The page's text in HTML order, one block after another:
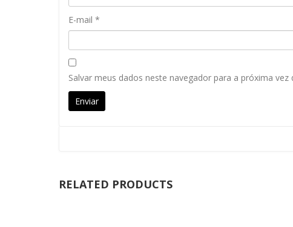
E-mail *
Salvar meus dados neste navegador para a próxima vez
RELATED PRODUCTS